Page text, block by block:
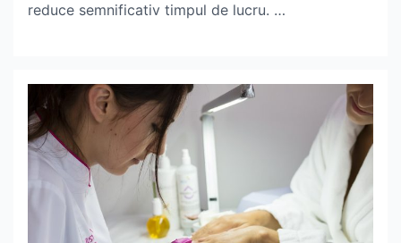
reduce semnificativ timpul de lucru. …